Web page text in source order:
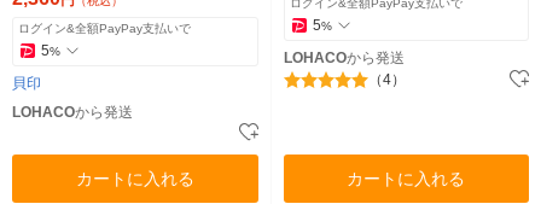
ログイン&全額PayPay支払いで
5%
貝印
LOHACOから発送
カートに入れる
ログイン&全額PayPay支払いで
5%
LOHACOから発送
（4）
カートに入れる